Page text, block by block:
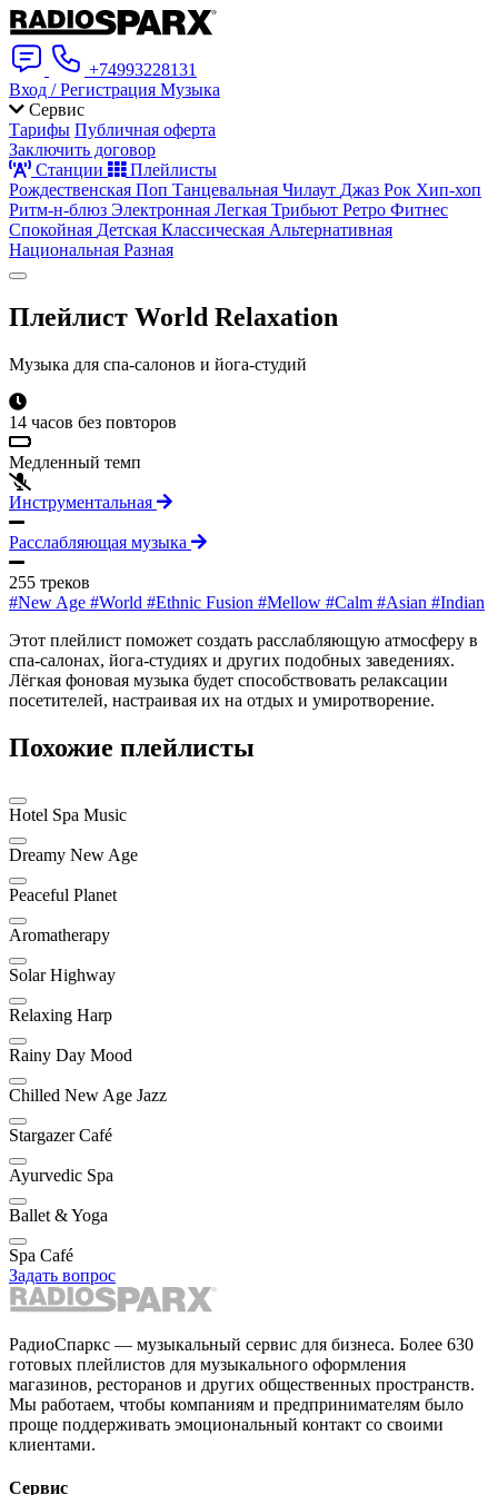
+74993228131
Вход / Регистрация Музыка
Сервис
Тарифы Публичная оферта
Заключить договор
Станции
Плейлисты
Рождественская Поп Танцевальная Чилаут Джаз Рок Хип-хоп
Ритм-н-блюз Электронная Легкая Трибьют Ретро Фитнес
Спокойная Детская Классическая Альтернативная
Национальная Разная
Плейлист World Relaxation
Музыка для спа-салонов и йога-студий
14 часов без повторов
Медленный темп
Инструментальная
Расслабляющая музыка
255 треков
#New Age #World #Ethnic Fusion #Mellow #Calm #Asian #Indian
Этот плейлист поможет создать расслабляющую атмосферу в
спа-салонах, йога-студиях и других подобных заведениях.
Лёгкая фоновая музыка будет способствовать релаксации
посетителей, настраивая их на отдых и умиротворение.
Похожие плейлисты
Hotel Spa Music
Dreamy New Age
Peaceful Planet
Aromatherapy
Solar Highway
Relaxing Harp
Rainy Day Mood
Chilled New Age Jazz
Stargazer Café
Ayurvedic Spa
Ballet & Yoga
Spa Café
Задать вопрос
РадиоСпаркс — музыкальный сервис для бизнеса. Более 630
готовых плейлистов для музыкального оформления
магазинов, ресторанов и других общественных пространств.
Мы работаем, чтобы компаниям и предпринимателям было
проще поддерживать эмоциональный контакт со своими
клиентами.
Сервис